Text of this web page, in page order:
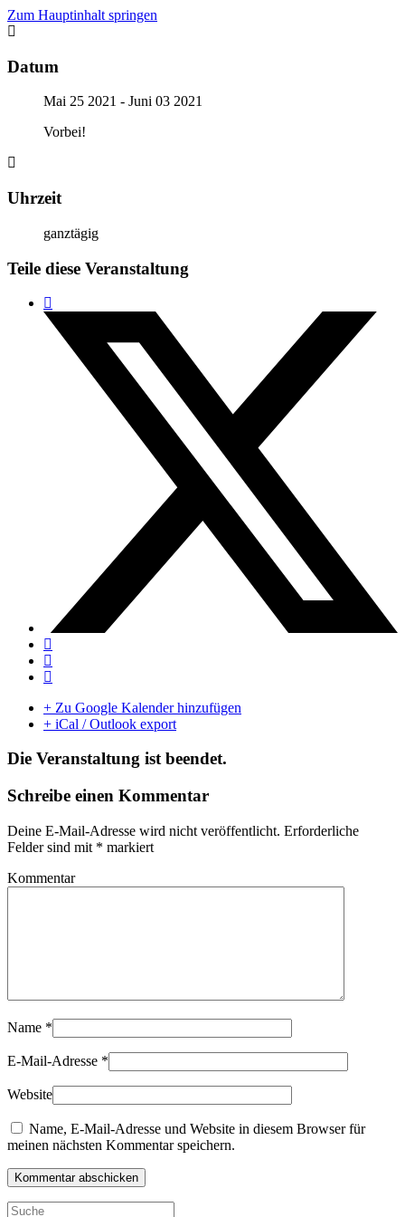
Zum Hauptinhalt springen
Datum
Mai 25 2021 - Juni 03 2021
Vorbei!
Uhrzeit
ganztägig
Teile diese Veranstaltung
+ Zu Google Kalender hinzufügen
+ iCal / Outlook export
Die Veranstaltung ist beendet.
Schreibe einen Kommentar
Deine E-Mail-Adresse wird nicht veröffentlicht. Erforderliche
Felder sind mit * markiert
Kommentar
Name *
E-Mail-Adresse *
Website
Name, E-Mail-Adresse und Website in diesem Browser für
meinen nächsten Kommentar speichern.
Kommentar abschicken